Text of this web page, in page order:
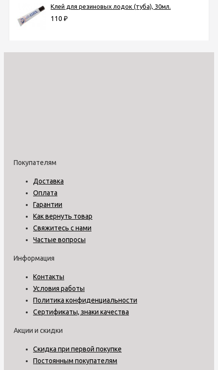
Клей для резиновых лодок (туба), 30мл.
110 ₽
Покупателям
Доставка
Оплата
Гарантии
Как вернуть товар
Свяжитесь с нами
Частые вопросы
Информация
Контакты
Условия работы
Политика конфиденциальности
Сертификаты, знаки качества
Акции и скидки
Скидка при первой покупке
Постоянным покупателям